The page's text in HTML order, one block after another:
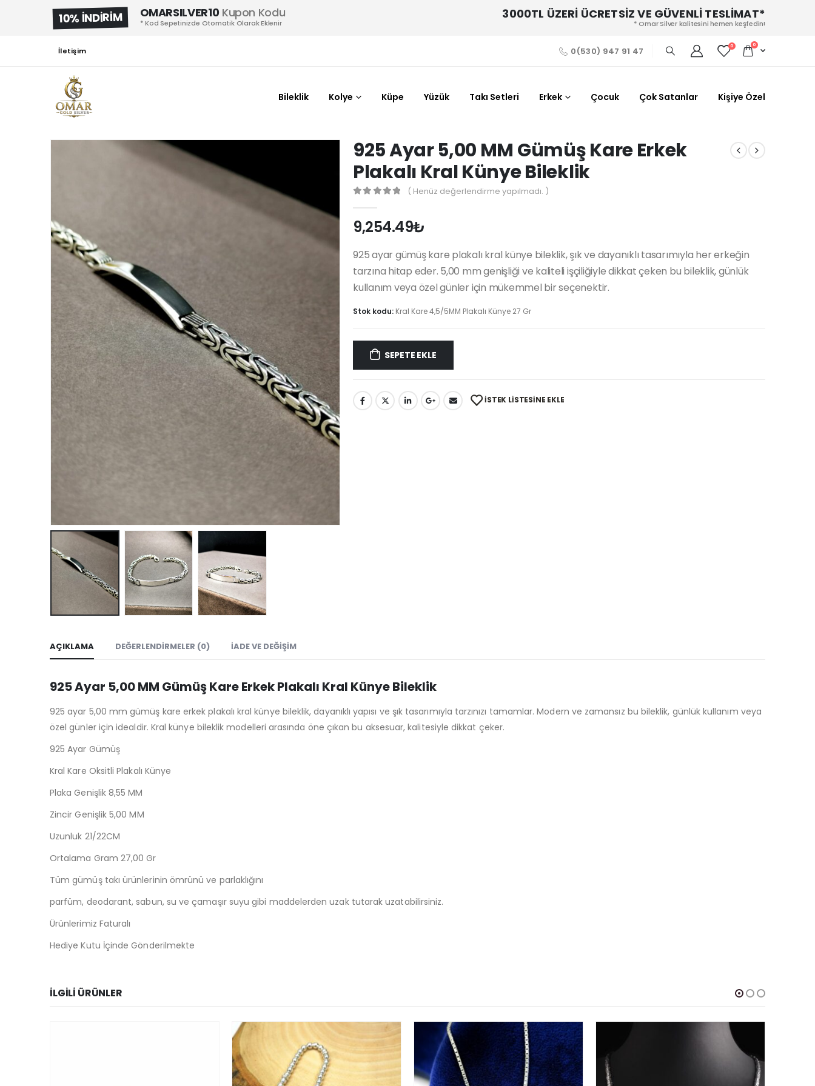
10% İNDİRİM OMARSILVER10Kupon Kodu
* Kod Sepetinizde Otomatik Olarak Eklenir
3000TL ÜZERİ ÜCRETSİZ VE GÜVENLİ TESLİMAT*
* Omar Silver kalitesini hemen keşfedin!
İletişim 0(530) 947 91 47 0 0
Bileklik Kolye Küpe Yüzük Takı Setleri Erkek Çocuk Çok Satanlar Kişiye Özel
925 Ayar 5,00 MM Gümüş Kare Erkek
Plakalı Kral Künye Bileklik
( Henüz değerlendirme yapılmadı. )
9,254.49₺
925 ayar gümüş kare plakalı kral künye bileklik, şık ve dayanıklı tasarımıyla her erkeğin
tarzına hitap eder. 5,00 mm genişliği ve kaliteli işçiliğiyle dikkat çeken bu bileklik, günlük
kullanım veya özel günler için mükemmel bir seçenektir.
Stok kodu: Kral Kare 4,5/5MM Plakalı Künye 27 Gr
SEPETE EKLE
İSTEK LISTESINE EKLE
AÇIKLAMA DEĞERLENDIRMELER (0) İADE VE DEĞIŞIM
925 Ayar 5,00 MM Gümüş Kare Erkek Plakalı Kral Künye Bileklik
925 ayar 5,00 mm gümüş kare erkek plakalı kral künye bileklik, dayanıklı yapısı ve şık tasarımıyla tarzınızı tamamlar. Modern ve zamansız bu bileklik, günlük kullanım veya
özel günler için idealdir. Kral künye bileklik modelleri arasında öne çıkan bu aksesuar, kalitesiyle dikkat çeker.
925 Ayar Gümüş
Kral Kare Oksitli Plakalı Künye
Plaka Genişlik 8,55 MM
Zincir Genişlik 5,00 MM
Uzunluk 21/22CM
Ortalama Gram 27,00 Gr
Tüm gümüş takı ürünlerinin ömrünü ve parlaklığını
parfüm, deodarant, sabun, su ve çamaşır suyu gibi maddelerden uzak tutarak uzatabilirsiniz.
Ürünlerimiz Faturalı
Hediye Kutu İçinde Gönderilmekte
İLGILI ÜRÜNLER